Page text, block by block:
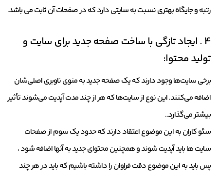
رتبه و جایگاه بهتری نسبت به سایتی دارد که در صفحات آن ثابت می باشد.
4 . ایجاد تازگی با ساخت صفحه جدید برای سایت و
تولید محتوا:
برخی سایت‌ها وجود دارند که یک صفحه جدید به منوی ناوبری اصلی‌شان
اضافه می‌کنند. این نوع از سایت‌ها که هر از چند مدت آپدیت می‌شوند تأثیر
بیشتر می‌گذارد..
سئو کاران به این موضوع اعتقاد دارند که حدود یک سوم از صفحات
سایت ها باید آپدیت شوند و همچنین محتوای جدید به آنها اضافه شود ،
پس باید به این موضوع دقت فراوان را داشته باشیم که باید در هر چند